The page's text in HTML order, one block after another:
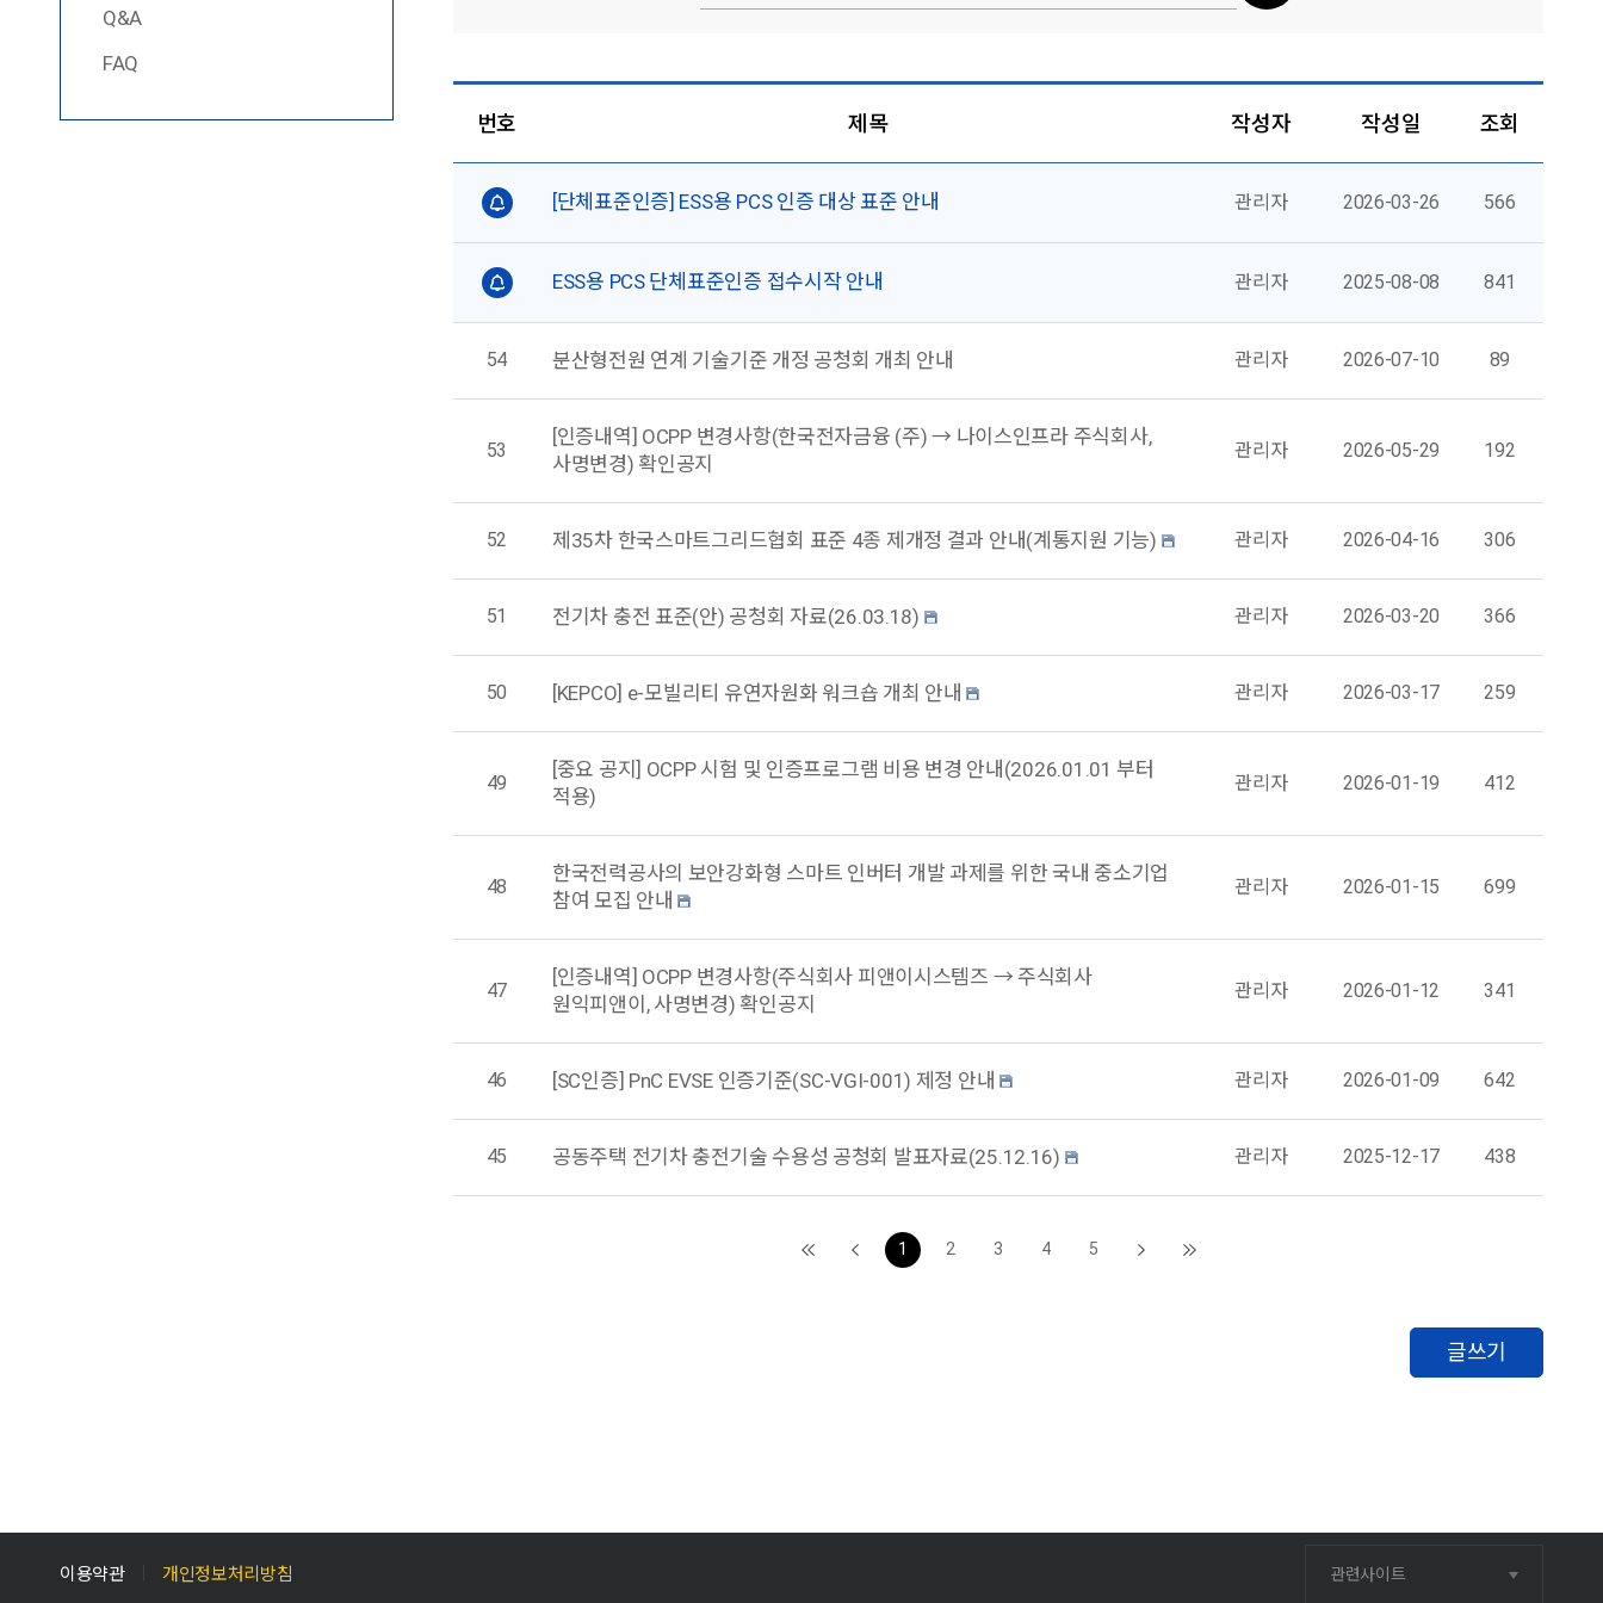
Q&A
FAQ
번호 제목 작성자 작성일 조회
[단체표준인증] ESS용 PCS 인증 대상 표준 안내 관리자 2026-03-26 566
ESS용 PCS 단체표준인증 접수시작 안내 관리자 2025-08-08 841
54 분산형전원 연계 기술기준 개정 공청회 개최 안내 관리자 2026-07-10 89
53
[인증내역] OCPP 변경사항(한국전자금융 (주) → 나이스인프라 주식회사,
사명변경) 확인공지
관리자 2026-05-29 192
52 제35차 한국스마트그리드협회 표준 4종 제개정 결과 안내(계통지원 기능) 관리자 2026-04-16 306
51 전기차 충전 표준(안) 공청회 자료(26.03.18) 관리자 2026-03-20 366
50 [KEPCO] e-모빌리티 유연자원화 워크숍 개최 안내 관리자 2026-03-17 259
49
[중요 공지] OCPP 시험 및 인증프로그램 비용 변경 안내(2026.01.01 부터
적용)
관리자 2026-01-19 412
48
한국전력공사의 보안강화형 스마트 인버터 개발 과제를 위한 국내 중소기업
참여 모집 안내
관리자 2026-01-15 699
47
[인증내역] OCPP 변경사항(주식회사 피앤이시스템즈 → 주식회사
원익피앤이, 사명변경) 확인공지
관리자 2026-01-12 341
46 [SC인증] PnC EVSE 인증기준(SC-VGI-001) 제정 안내 관리자 2026-01-09 642
45 공동주택 전기차 충전기술 수용성 공청회 발표자료(25.12.16) 관리자 2025-12-17 438
1 2 3 4 5
글쓰기
이용약관 개인정보처리방침 관련사이트